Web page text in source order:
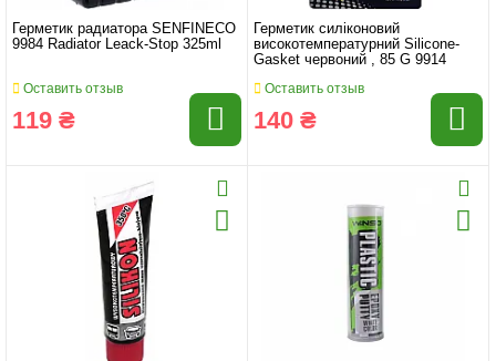
Герметик радиатора SENFINECO
9984 Radiator Leack-Stop 325ml
Оставить отзыв
119 ₴
Герметик силіконовий
високотемпературний Silicone-
Gasket червоний , 85 G 9914
Оставить отзыв
140 ₴